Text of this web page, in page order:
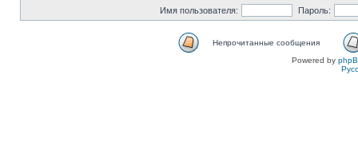
Имя пользователя: Пароль:
Непрочитанные сообщения
Powered by